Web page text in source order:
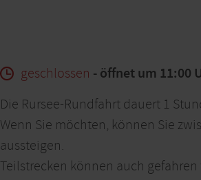
geschlossen - öffnet um 11:00
Die Rursee-Rundfahrt dauert 1
Wenn Sie möchten, können Sie
aussteigen.
Teilstrecken können auch gefahren